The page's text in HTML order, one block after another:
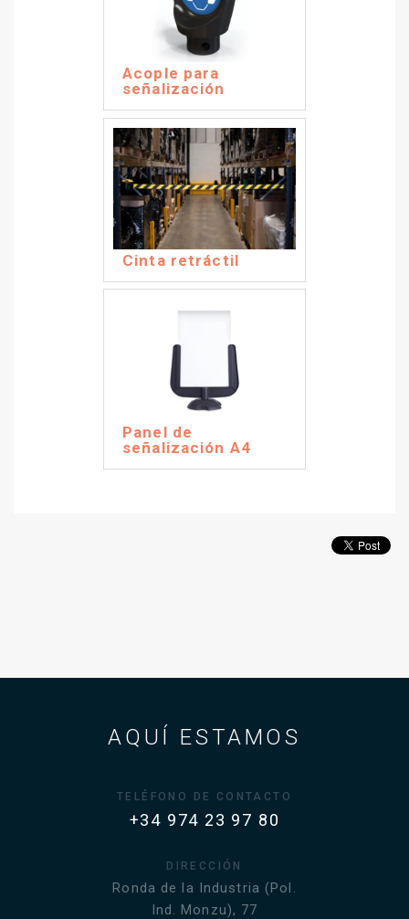
Acople para
señalización
Cinta retráctil
Panel de
señalización A4
AQUÍ ESTAMOS
TELÉFONO DE CONTACTO
+34 974 23 97 80
DIRECCIÓN
Ronda de la Industria (Pol.
Ind. Monzu), 77